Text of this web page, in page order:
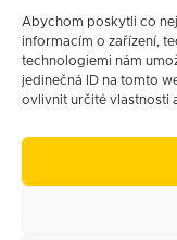
Abychom poskytli co
informacím o zařízení,
technologiemi nám
jedinečná ID na tomto
ovlivnit určité vlastnosti